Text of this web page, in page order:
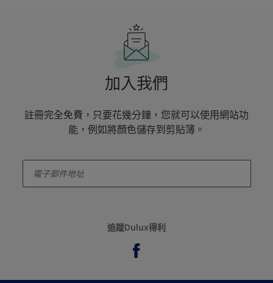
加入我們
註冊完全免費，只要花幾分鐘，您就可以使用網站功
能，例如將顏色儲存到剪貼簿。
追蹤Dulux得利